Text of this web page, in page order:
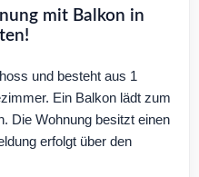
mit Balkon in
und besteht aus 1
Ein Balkon lädt zum
Die Wohnung besitzt einen
erfolgt über den